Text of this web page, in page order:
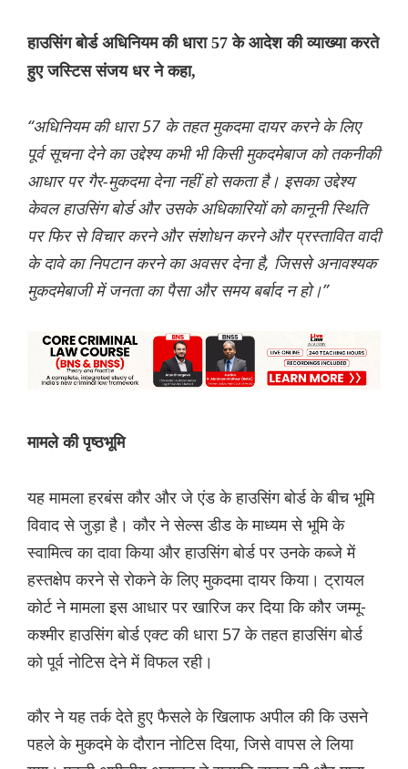
हाउसिंग बोर्ड अधिनियम की धारा 57 के आदेश की व्याख्या करते
हुए जस्टिस संजय धर ने कहा,
“अधिनियम की धारा 57 के तहत मुकदमा दायर करने के लिए
पूर्व सूचना देने का उद्देश्य कभी भी किसी मुकदमेबाज को तकनीकी
आधार पर गैर-मुकदमा देना नहीं हो सकता है। इसका उद्देश्य
केवल हाउसिंग बोर्ड और उसके अधिकारियों को कानूनी स्थिति
पर फिर से विचार करने और संशोधन करने और प्रस्तावित वादी
के दावे का निपटान करने का अवसर देना है, जिससे अनावश्यक
मुकदमेबाजी में जनता का पैसा और समय बर्बाद न हो।”
मामले की पृष्ठभूमि
यह मामला हरबंस कौर और जे एंड के हाउसिंग बोर्ड के बीच भूमि
विवाद से जुड़ा है। कौर ने सेल्स डीड के माध्यम से भूमि के
स्वामित्व का दावा किया और हाउसिंग बोर्ड पर उनके कब्जे में
हस्तक्षेप करने से रोकने के लिए मुकदमा दायर किया। ट्रायल
कोर्ट ने मामला इस आधार पर खारिज कर दिया कि कौर जम्मू-
कश्मीर हाउसिंग बोर्ड एक्ट की धारा 57 के तहत हाउसिंग बोर्ड
को पूर्व नोटिस देने में विफल रही।
कौर ने यह तर्क देते हुए फैसले के खिलाफ अपील की कि उसने
पहले के मुकदमे के दौरान नोटिस दिया, जिसे वापस ले लिया